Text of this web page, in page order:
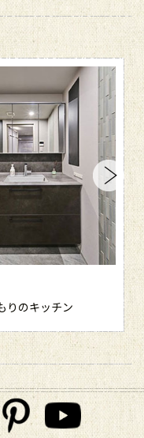
りのキッチン